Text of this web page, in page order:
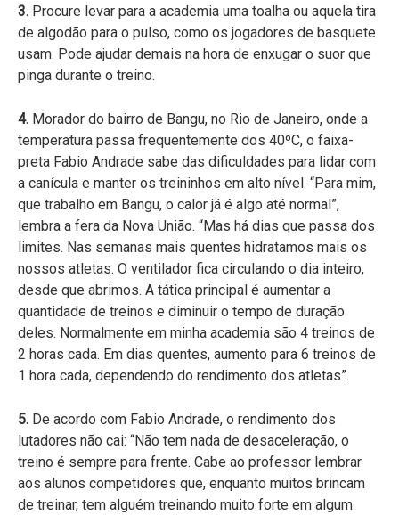
3. Procure levar para a academia uma toalha ou aquela tira
de algodão para o pulso, como os jogadores de basquete
usam. Pode ajudar demais na hora de enxugar o suor que
pinga durante o treino.
4. Morador do bairro de Bangu, no Rio de Janeiro, onde a
temperatura passa frequentemente dos 40ºC, o faixa-
preta Fabio Andrade sabe das dificuldades para lidar com
a canícula e manter os treininhos em alto nível. “Para mim,
que trabalho em Bangu, o calor já é algo até normal”,
lembra a fera da Nova União. “Mas há dias que passa dos
limites. Nas semanas mais quentes hidratamos mais os
nossos atletas. O ventilador fica circulando o dia inteiro,
desde que abrimos. A tática principal é aumentar a
quantidade de treinos e diminuir o tempo de duração
deles. Normalmente em minha academia são 4 treinos de
2 horas cada. Em dias quentes, aumento para 6 treinos de
1 hora cada, dependendo do rendimento dos atletas”.
5. De acordo com Fabio Andrade, o rendimento dos
lutadores não cai: “Não tem nada de desaceleração, o
treino é sempre para frente. Cabe ao professor lembrar
aos alunos competidores que, enquanto muitos brincam
de treinar, tem alguém treinando muito forte em algum